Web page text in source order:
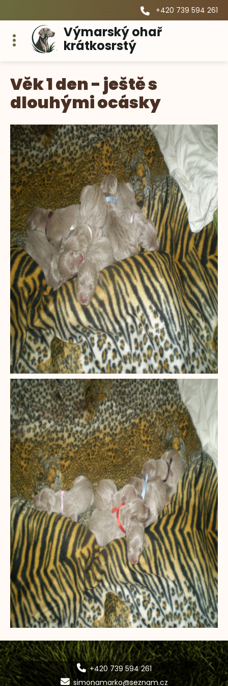
+420 739 594 261
Výmarský ohař
krátkosrstý
Věk 1 den - ještě s
dlouhými ocásky
+420 739 594 261
simonamarko@seznam.cz